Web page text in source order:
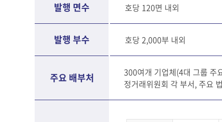
발행 면수 호당 120면 내외
발행 부수 호당 2,000부 내외
주요 배부처
300여개 기업체(4대 그룹 주
정거래위원회 각 부서, 주요